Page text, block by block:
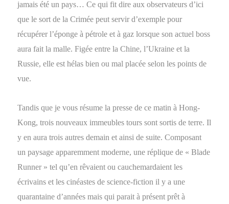
jamais été un pays… Ce qui fit dire aux observateurs d’ici
que le sort de la Crimée peut servir d’exemple pour
récupérer l’éponge à pétrole et à gaz lorsque son actuel boss
aura fait la malle. Figée entre la Chine, l’Ukraine et la
Russie, elle est hélas bien ou mal placée selon les points de
vue.
Tandis que je vous résume la presse de ce matin à Hong-
Kong, trois nouveaux immeubles tours sont sortis de terre. Il
y en aura trois autres demain et ainsi de suite. Composant
un paysage apparemment moderne, une réplique de « Blade
Runner » tel qu’en rêvaient ou cauchemardaient les
écrivains et les cinéastes de science-fiction il y a une
quarantaine d’années mais qui parait à présent prêt à